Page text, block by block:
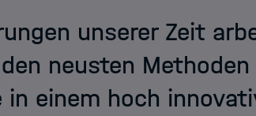
unserer Zeit
neusten Methoden
einem hoch